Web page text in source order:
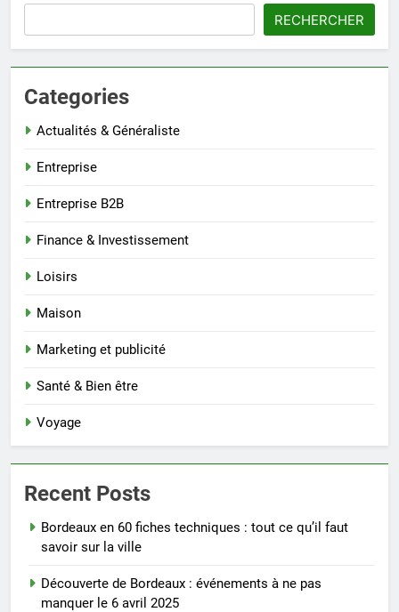
RECHERCHER
Categories
Actualités & Généraliste
Entreprise
Entreprise B2B
Finance & Investissement
Loisirs
Maison
Marketing et publicité
Santé & Bien être
Voyage
Recent Posts
Bordeaux en 60 fiches techniques : tout ce qu’il faut
savoir sur la ville
Découverte de Bordeaux : événements à ne pas
manquer le 6 avril 2025